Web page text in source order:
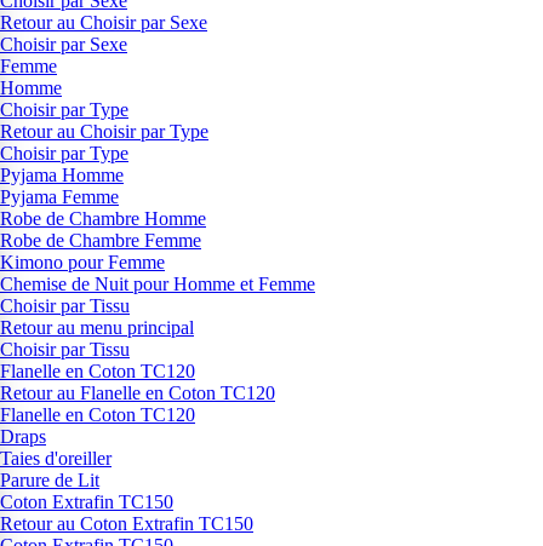
Retour au Choisir par Sexe
Choisir par Sexe
Femme
Homme
Choisir par Type
Retour au Choisir par Type
Choisir par Type
Pyjama Homme
Pyjama Femme
Robe de Chambre Homme
Robe de Chambre Femme
Kimono pour Femme
Chemise de Nuit pour Homme et Femme
Choisir par Tissu
Retour au menu principal
Choisir par Tissu
Flanelle en Coton TC120
Retour au Flanelle en Coton TC120
Flanelle en Coton TC120
Draps
Taies d'oreiller
Parure de Lit
Coton Extrafin TC150
Retour au Coton Extrafin TC150